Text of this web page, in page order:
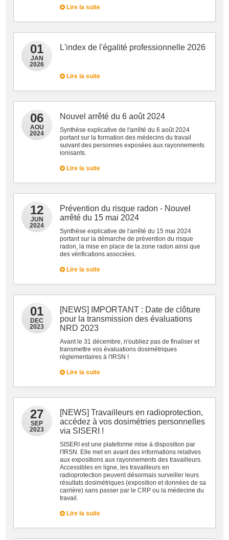
Lire la suite
01
JAN
2026
L'index de l'égalité professionnelle 2026
Lire la suite
06
AOU
2024
Nouvel arrêté du 6 août 2024
Synthèse explicative de l'arrêté du 6 août 2024
portant sur la formation des médecins du travail
suivant des personnes exposées aux rayonnements
ionisants.
Lire la suite
12
JUN
2024
Prévention du risque radon - Nouvel
arrêté du 15 mai 2024
Synthèse explicative de l'arrêté du 15 mai 2024
portant sur la démarche de prévention du risque
radon, la mise en place de la zone radon ainsi que
des vérifications associées.
Lire la suite
01
DEC
2023
[NEWS] IMPORTANT : Date de clôture
pour la transmission des évaluations
NRD 2023
Avant le 31 décembre, n'oubliez pas de finaliser et
transmettre vos évaluations dosimétriques
règlementaires à l'IRSN !
Lire la suite
27
SEP
2023
[NEWS] Travailleurs en radioprotection,
accédez à vos dosimétries personnelles
via SISERI !
SISERI est une plateforme mise à disposition par
l'IRSN. Elle met en avant des informations relatives
aux expositions aux rayonnements des travailleurs.
Accessibles en ligne, les travailleurs en
radioprotection peuvent désormais surveiller leurs
résultats dosimétriques (exposition et données de sa
carrière) sans passer par le CRP ou la médecine du
travail.
Lire la suite